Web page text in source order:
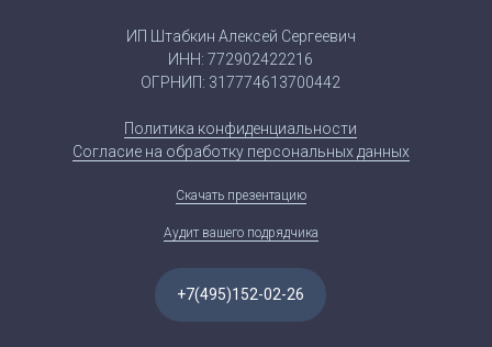
ИП Штабкин Алексей Сергеевич
ИНН: 772902422216
ОГРНИП: 317774613700442
Политика конфиденциальности
Согласие на обработку персональных данных
Скачать презентацию
Аудит вашего подрядчика
+7(495)152-02-26